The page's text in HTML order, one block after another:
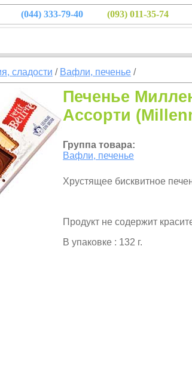
(044) 333-79-40 (093) 011-35-74
сладости / Вафли, печенье /
Печенье
Ассорти
Группа товара:
Вафли, печенье
Хрустящее бисквитное
Продукт не содержит
В упаковке : 132 г.